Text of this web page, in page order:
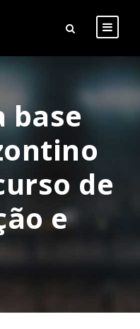
base
de
e